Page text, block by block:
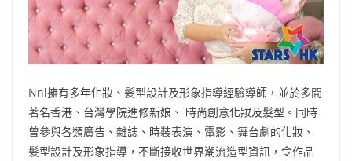
Nnl擁有多年化妝、髮型設計及形象指導經驗導師，並於多間
著名香港、台灣學院進修新娘、 時尚創意化妝及髮型。同時
曾參與各類廣告、雜誌、時裝表演、電影、舞台劇的化妝、
髮型設計及形象指導，不斷接收世界潮流造型資訊，令作品